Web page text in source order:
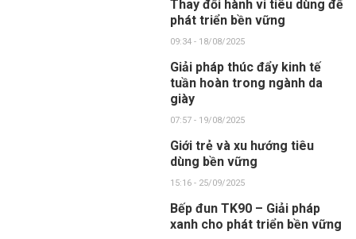
Thay đổi hành vi tiêu dùng để
phát triển bền vững
09:34 - 18/08/2025
Giải pháp thúc đẩy kinh tế
tuần hoàn trong ngành da
giày
07:57 - 19/08/2025
Giới trẻ và xu hướng tiêu
dùng bền vững
15:16 - 25/09/2025
Bếp đun TK90 – Giải pháp
xanh cho phát triển bền vững